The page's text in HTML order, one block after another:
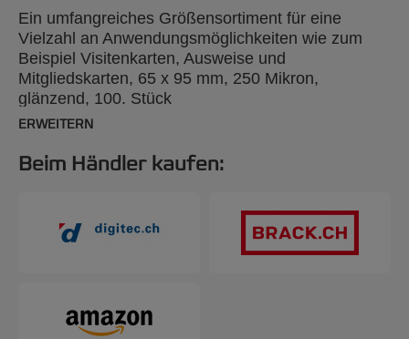
Ein umfangreiches Größensortiment für eine
Vielzahl an Anwendungsmöglichkeiten wie zum
Beispiel Visitenkarten, Ausweise und
Mitgliedskarten, 65 x 95 mm, 250 Mikron,
glänzend, 100. Stück
ERWEITERN
Beim Händler kaufen: